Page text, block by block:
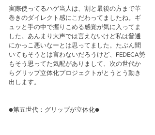
実際使ってるハゲ当人は、割と最後の方まで革
巻きのダイレクト感にこだわってましたね。ギ
ュッと手の中で握りこめる感覚が気に入ってま
した。あんまり大声では言えないけど私は普通
にかっこ悪いなーとは思ってました。たぶん聞
いてもそうとは言わないだろうけど、FEDECA勢
もそう思ってた気配がありまして、次の世代か
らグリップ立体化プロジェクトがとうとう動き
出します。
●第五世代：グリップが立体化●